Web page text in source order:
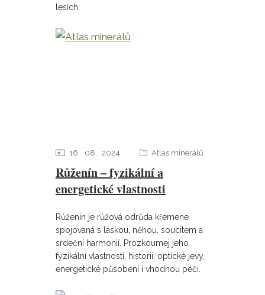
lesích.
Růženín – fyzikální a
energetické vlastnosti
16 08 2024 Atlas minerálů
Růženín je růžová odrůda křemene
spojovaná s láskou, něhou, soucitem a
srdeční harmonií. Prozkoumej jeho
fyzikální vlastnosti, historii, optické jevy,
energetické působení i vhodnou péči.